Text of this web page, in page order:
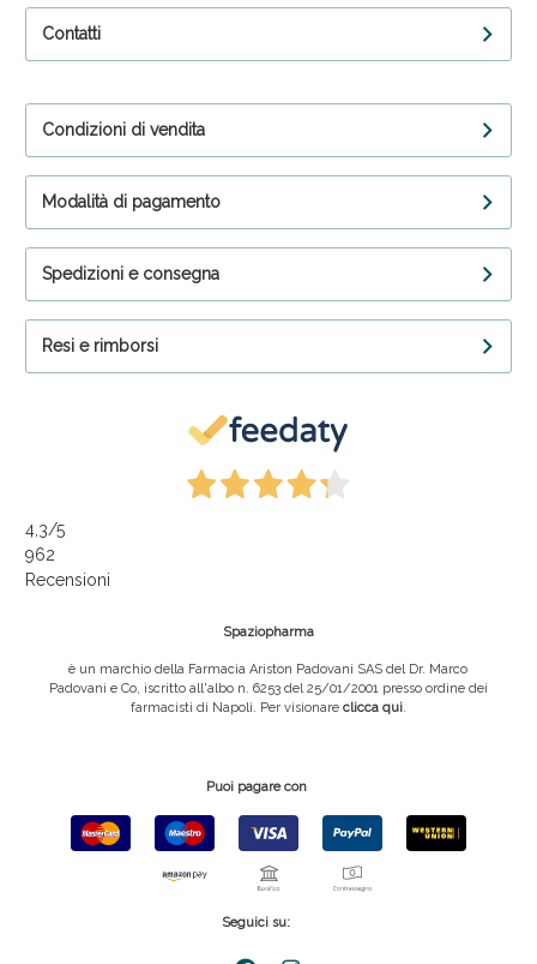
Contatti
Condizioni di vendita
Modalità di pagamento
Spedizioni e consegna
Resi e rimborsi
4,3/5
962
Recensioni
Spaziopharma
è un marchio della Farmacia Ariston Padovani SAS del Dr. Marco
Padovani e Co, iscritto all'albo n. 6253 del 25/01/2001 presso ordine dei
farmacisti di Napoli. Per visionare clicca qui.
Puoi pagare con
Seguici su: